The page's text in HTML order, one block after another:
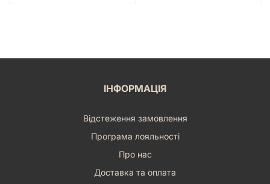
ІНФОРМАЦІЯ
Відстеження замовлення
Програма лояльності
Про нас
Доставка та оплата